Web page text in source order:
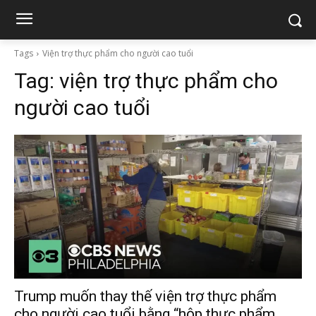
Tags Viện trợ thực phẩm cho người cao tuổi
Tag: viện trợ thực phẩm cho
người cao tuổi
Trump muốn thay thế viện trợ thực phẩm